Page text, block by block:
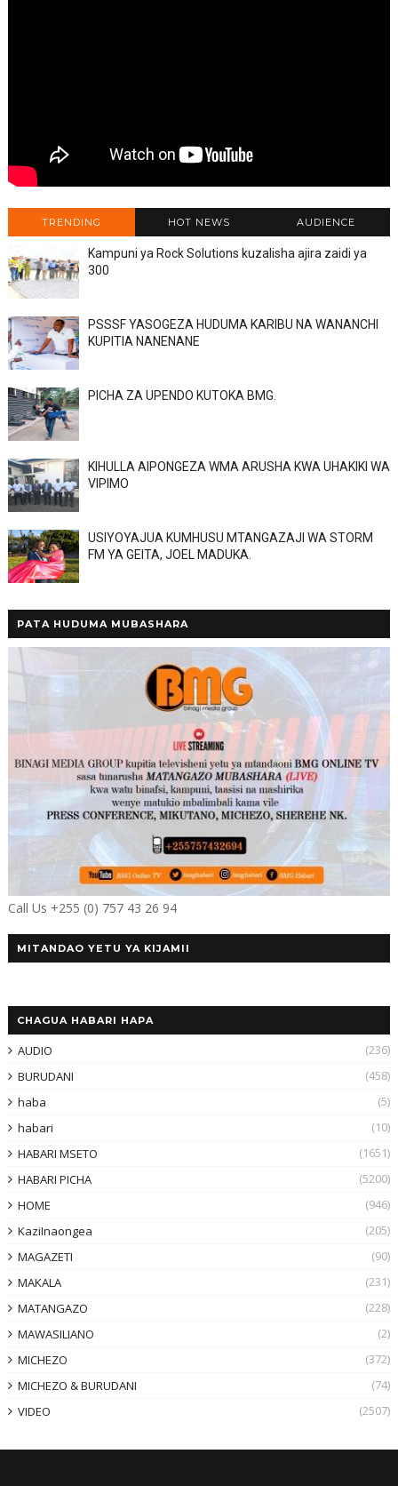
TRENDING HOT NEWS AUDIENCE
Kampuni ya Rock Solutions kuzalisha ajira zaidi ya
300
PSSSF YASOGEZA HUDUMA KARIBU NA WANANCHI
KUPITIA NANENANE
PICHA ZA UPENDO KUTOKA BMG.
KIHULLA AIPONGEZA WMA ARUSHA KWA UHAKIKI WA
VIPIMO
USIYOYAJUA KUMHUSU MTANGAZAJI WA STORM
FM YA GEITA, JOEL MADUKA.
PATA HUDUMA MUBASHARA
Call Us +255 (0) 757 43 26 94
MITANDAO YETU YA KIJAMII
CHAGUA HABARI HAPA
AUDIO
(236)
BURUDANI
(458)
haba
(5)
habari
(10)
HABARI MSETO
(1651)
HABARI PICHA
(5200)
HOME
(946)
KaziInaongea
(205)
MAGAZETI
(90)
MAKALA
(231)
MATANGAZO
(228)
MAWASILIANO
(2)
MICHEZO
(372)
MICHEZO & BURUDANI
(74)
VIDEO
(2507)